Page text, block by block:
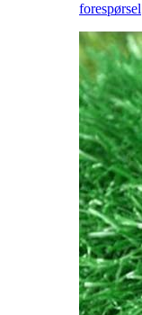
forespørsel